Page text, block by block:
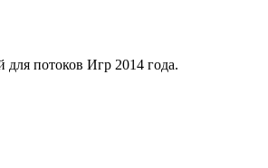
потоков Игр 2014 года.